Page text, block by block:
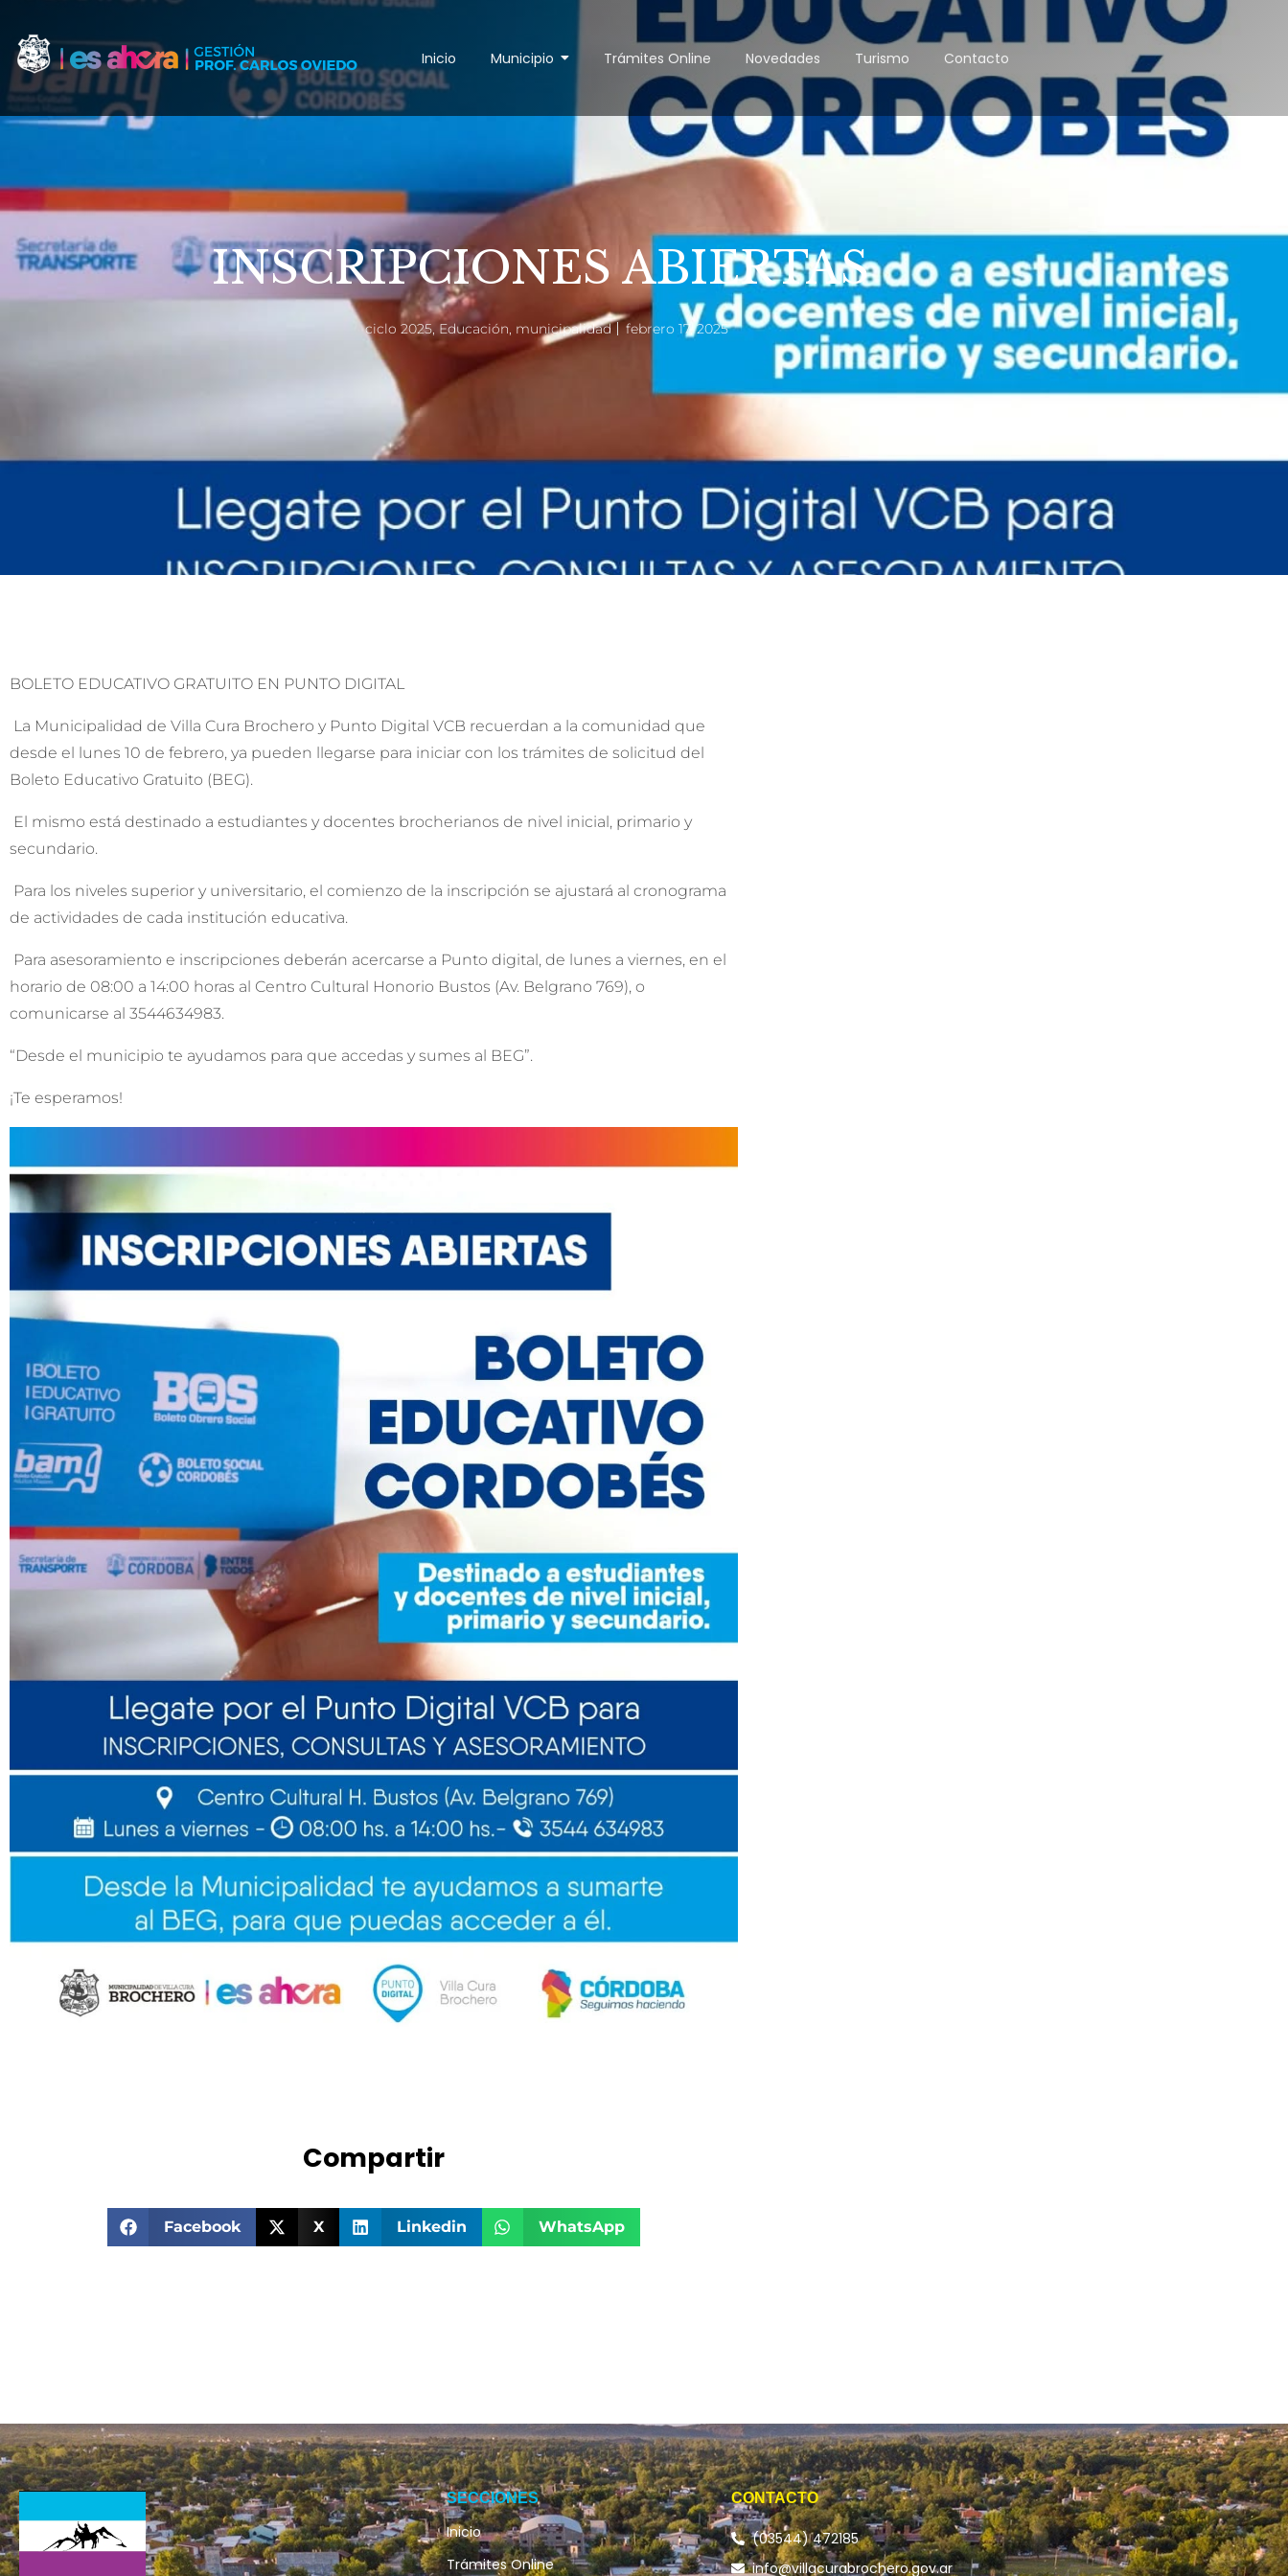
Inicio Municipio Trámites Online Novedades Turismo Contacto
INSCRIPCIONES ABIERTAS
ciclo 2025, Educación municipalidad febrero 17, 2025
BOLETO EDUCATIVO GRATUITO EN PUNTO DIGITAL
La Municipalidad de Villa Cura Brochero y Punto Digital VCB recuerdan a la comunidad que
desde el lunes 10 de febrero, ya pueden llegarse para iniciar con los trámites de solicitud del
Boleto Educativo Gratuito (BEG).
El mismo está destinado a estudiantes y docentes brocherianos de nivel inicial, primario y
secundario.
Para los niveles superior y universitario, el comienzo de la inscripción se ajustará al cronograma
de actividades de cada institución educativa.
Para asesoramiento e inscripciones deberán acercarse a Punto digital, de lunes a viernes, en el
horario de 08:00 a 14:00 horas al Centro Cultural Honorio Bustos (Av. Belgrano 769), o
comunicarse al 3544634983.
“Desde el municipio te ayudamos para que accedas y sumes al BEG”.
¡Te esperamos!
Compartir
Facebook X Linkedin WhatsApp
SECCIONES
Inicio
Trámites Online
CONTACTO
(03544) 472185
info@villacurabrochero.gov.ar